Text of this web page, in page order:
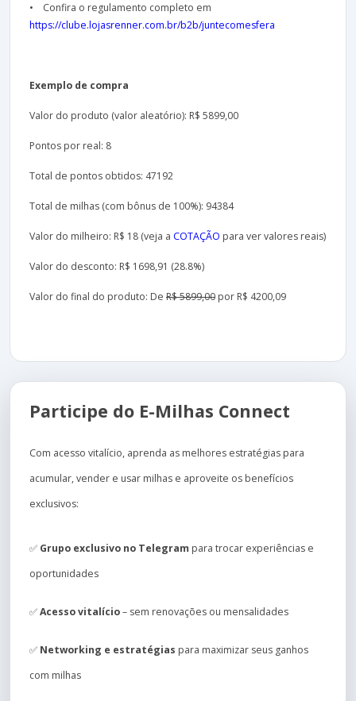
• Confira o regulamento completo em
https://clube.lojasrenner.com.br/b2b/juntecomesfera
Exemplo de compra
Valor do produto (valor aleatório): R$ 5899,00
Pontos por real: 8
Total de pontos obtidos: 47192
Total de milhas (com bônus de 100%): 94384
Valor do milheiro: R$ 18 (veja a COTAÇÃO para ver valores reais)
Valor do desconto: R$ 1698,91 (28.8%)
Valor do final do produto: De R$ 5899,00 por R$ 4200,09
Participe do E-Milhas Connect
Com acesso vitalício, aprenda as melhores estratégias para
acumular, vender e usar milhas e aproveite os benefícios
exclusivos:
✅ Grupo exclusivo no Telegram para trocar experiências e
oportunidades
✅Acesso vitalício– sem renovações ou mensalidades
✅ Networking e estratégias para maximizar seus ganhos
com milhas